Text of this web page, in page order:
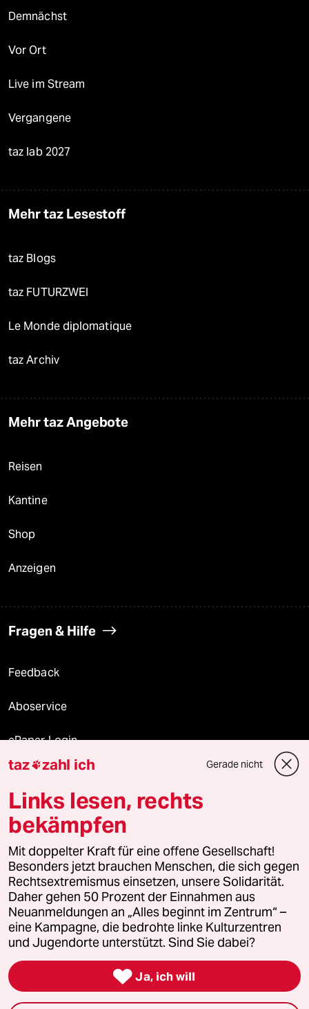
Demnächst
Vor Ort
Live im Stream
Vergangene
taz lab 2027
Mehr taz Lesestoff
taz Blogs
taz FUTURZWEI
Le Monde diplomatique
taz Archiv
Mehr taz Angebote
Reisen
Kantine
Shop
Anzeigen
Fragen & Hilfe
Feedback
Aboservice
ePaper Login
Downloads für Abonnierende
© 2026 taz Verlags und Vertriebs GmbH
Alle Rechte vorbehalten. Bei rechtlichen Fragen oder für Genehmigungen
wenden Sie sich bitte an
lizenzen@taz.de
Feedback Redaktionsstatut Kommune-Richtlinien
Leitlinie Informant Datenschutz Impressum AGB
Seitenwende Einwilligungen widerrufen (Ads)
taz zahl ich Gerade nicht
Links lesen, rechts
bekämpfen
Mit doppelter Kraft für eine offene Gesellschaft!
Besonders jetzt brauchen Menschen, die sich gegen
Rechtsextremismus einsetzen, unsere Solidarität.
Daher gehen 50 Prozent der Einnahmen aus
Neuanmeldungen an „Alles beginnt im Zentrum“ –
eine Kampagne, die bedrohte linke Kulturzentren
und Jugendorte unterstützt. Sind Sie dabei?
 Ja, ich will